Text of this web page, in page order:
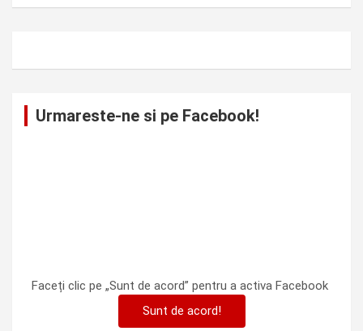
Urmareste-ne si pe Facebook!
Faceți clic pe „Sunt de acord” pentru a activa Facebook
Sunt de acord!